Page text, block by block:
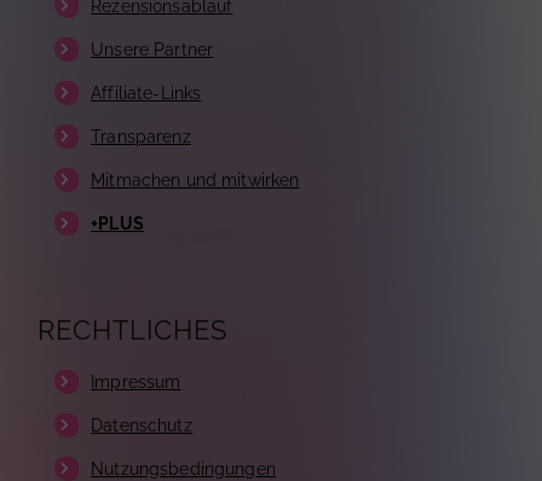
Rezensionsablauf
Unsere Partner
Affiliate-Links
Transparenz
Mitmachen und mitwirken
+PLUS
RECHTLICHES
Impressum
Datenschutz
Nutzungsbedingungen